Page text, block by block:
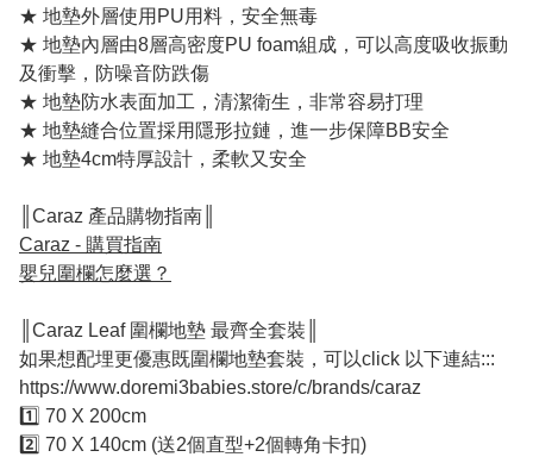
★ 地墊外層使用PU用料，安全無毒
★ 地墊內層由8層高密度PU foam組成，可以高度吸收振動
及衝擊，防噪音防跌傷
★ 地墊防水表面加工，清潔衛生，非常容易打理
★ 地墊縫合位置採用隱形拉鏈，進一步保障BB安全
★ 地墊4cm特厚設計，柔軟又安全
║Caraz 產品購物指南║
Caraz - 購買指南
嬰兒圍欄怎麼選？
║Caraz Leaf 圍欄地墊 最齊全套裝║
如果想配埋更優惠既圍欄地墊套裝，可以click 以下連結:::
https://www.doremi3babies.store/c/brands/caraz
1️⃣ 70 X 200cm
2️⃣ 70 X 140cm (送2個直型+2個轉角卡扣)